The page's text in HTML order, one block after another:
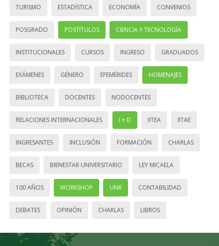
TURISMO ESTADÍSTICA ECONOMÍA CONVENIOS
POSGRADO POSTÍTULOS CIENCIA Y TECNOLOGÍA
INSTITUCIONALES CURSOS INGRESO GRADUADOS
EXÁMENES GÉNERO EFEMÉRIDES HOMENAJES
BIBLIOTECA DOCENTES NODOCENTES
RELACIONES INTERNACIONALES I + D IITEA IITAE
INGRESANTES INCLUSIÓN FORMACIÓN CHARLAS
BECAS BIENESTAR UNIVERSITARIO LEY MICAELA
100 AÑOS WORKSHOP UNR CONTABILIDAD
DEBATES OPINIÓN CHARLAS LIBROS